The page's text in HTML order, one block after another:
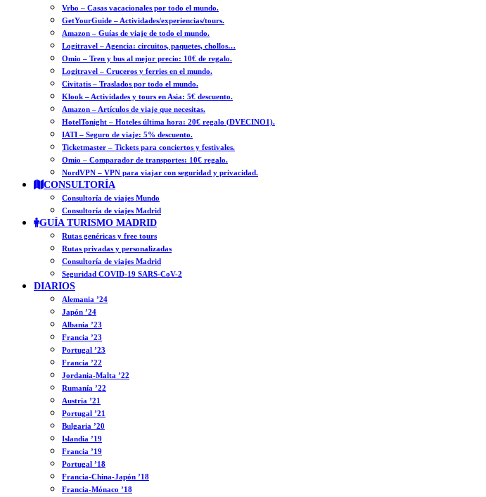
Vrbo – Casas vacacionales por todo el mundo.
GetYourGuide – Actividades/experiencias/tours.
Amazon – Guías de viaje de todo el mundo.
Logitravel – Agencia: circuitos, paquetes, chollos…
Omio – Tren y bus al mejor precio: 10€ de regalo.
Logitravel – Cruceros y ferries en el mundo.
Civitatis – Traslados por todo el mundo.
Klook – Actividades y tours en Asia: 5€ descuento.
Amazon – Artículos de viaje que necesitas.
HotelTonight – Hoteles última hora: 20€ regalo (DVECINO1).
IATI – Seguro de viaje: 5% descuento.
Ticketmaster – Tickets para conciertos y festivales.
Omio – Comparador de transportes: 10€ regalo.
NordVPN – VPN para viajar con seguridad y privacidad.
CONSULTORÍA
Consultoría de viajes Mundo
Consultoría de viajes Madrid
GUÍA TURISMO MADRID
Rutas genéricas y free tours
Rutas privadas y personalizadas
Consultoría de viajes Madrid
Seguridad COVID-19 SARS-CoV-2
DIARIOS
Alemania ’24
Japón ’24
Albania ’23
Francia ’23
Portugal ’23
Francia ’22
Jordania-Malta ’22
Rumanía ’22
Austria ’21
Portugal ’21
Bulgaria ’20
Islandia ’19
Francia ’19
Portugal ’18
Francia-China-Japón ’18
Francia-Mónaco ’18